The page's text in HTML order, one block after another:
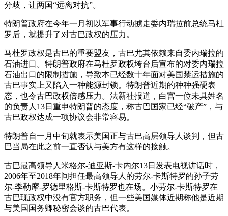
分歧，让两国“远离对抗”。
特朗普政府在今年一月初以军事行动掳走委内瑞拉前总统马杜
罗后，就提升了对古巴政权的压力。
马杜罗政权是古巴的重要盟友，古巴尤其依赖来自委内瑞拉的
石油进口。特朗普政府在马杜罗政权垮台后宣布的对委内瑞拉
石油出口的限制措施，导致本已经数十年面对美国禁运措施的
古巴事实上又陷入一种能源封锁。特朗普近期的种种强硬表
态，也令古巴政权倍感压力。法新社报道，白宫一位未具姓名
的负责人13日重申特朗普的态度，称古巴国家已经“破产”，与
古巴政权达成一项协议会非常容易。
特朗普自一月中旬就表示美国正与古巴高层领导人谈判，但古
巴当局在此之前一直否认与美方有这样的接触。
古巴最高领导人米格尔-迪亚斯-卡内尔13日发表电视讲话时，
2006年至2018年间担任最高领导人的劳尔-卡斯特罗的孙子劳
尔-季勒摩-罗德里格斯-卡斯特罗也在场。小劳尔-卡斯特罗在
古巴现政权中没有官方职务，但一些美国媒体近期称他是近期
与美国国务卿秘密会谈的古巴代表。